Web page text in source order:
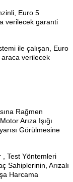
Euro 5
verilecek garanti
ile çalışan, Euro
araca verilecek
Rağmen
Arıza Işığı
Görülmesine
, Test Yöntemleri
Sahiplerinin, Arızalı
Harcama